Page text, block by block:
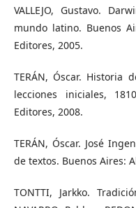
VALLEJO, Gustavo.
mundo latino. Buenos
Editores, 2005.
TERÁN, Óscar. Historia
lecciones iniciales,
Editores, 2008.
TERÁN, Óscar. José
de textos. Buenos Aires:
TONTTI, Jarkko.